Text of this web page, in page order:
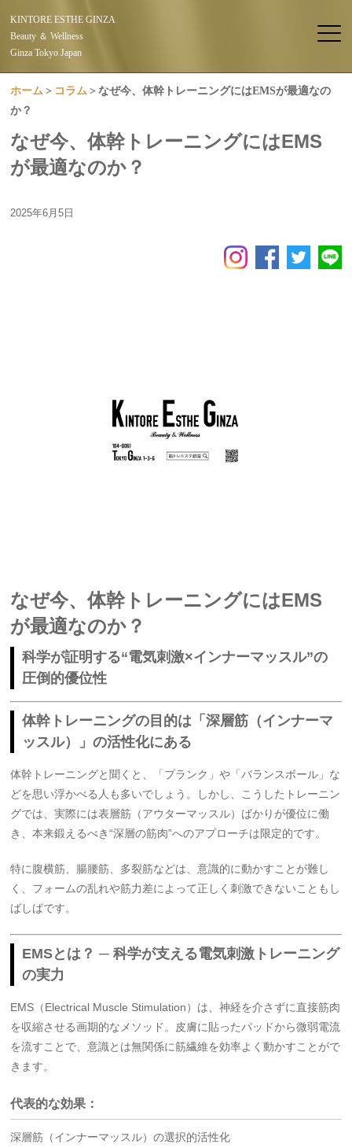
KINTORE ESTHE GINZA
Beauty ＆ Wellness
Ginza Tokyo Japan
ホーム コラム
なぜ今、体幹トレーニングにはEMSが最適なの
か？
なぜ今、体幹トレーニングにはEMS
が最適なのか？
2025年6月5日
なぜ今、体幹トレーニングにはEMS
が最適なのか？
科学が証明する“電気刺激×インナーマッスル”の
圧倒的優位性
体幹トレーニングの目的は「深層筋（インナーマ
ッスル）」の活性化にある
体幹トレーニングと聞くと、「プランク」や「バランスボール」な
どを思い浮かべる人も多いでしょう。しかし、こうしたトレーニン
グでは、実際には表層筋（アウターマッスル）ばかりが優位に働
き、本来鍛えるべき“深層の筋肉”へのアプローチは限定的です。
特に腹横筋、腸腰筋、多裂筋などは、意識的に動かすことが難し
く、フォームの乱れや筋力差によって正しく刺激できないこともし
ばしばです。
EMSとは？ ─ 科学が支える電気刺激トレーニング
の実力
EMS（Electrical Muscle Stimulation）は、神経を介さずに直接筋肉
を収縮させる画期的なメソッド。皮膚に貼ったパッドから微弱電流
を流すことで、意識とは無関係に筋繊維を効率よく動かすことがで
きます。
代表的な効果：
深層筋（インナーマッスル）の選択的活性化